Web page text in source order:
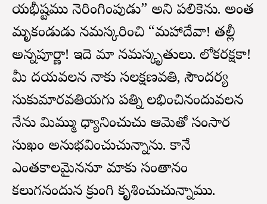
యభీష్టము నెరింగింపుడు” అని పలికెను. అంత
మృకండుడు నమస్కరించి “మహాదేవా! తల్లీ
అన్నపూర్ణా! ఇదె మా నమస్కృతులు. లోకరక్షకా!
మీ దయవలన నాకు సలక్షణవతి, సౌందర్య
సుకుమారవతియగు పత్ని లభించినందువలన
నేను మిమ్ము ధ్యానించుచు ఆమెతో సంసార
సుఖం అనుభవించుచున్నాను. కానే
ఎంతకాలమైననూ మాకు సంతానం
కలుగనందున క్రుంగి కృశించుచున్నాము.